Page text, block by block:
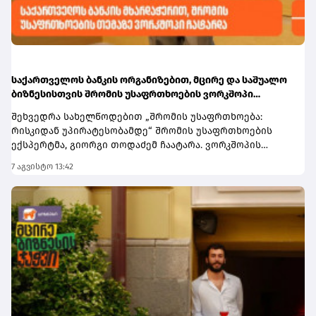
შესაძლებელი.დამატებითი ინფორმაციის მისაღებად
ეწვიეთ ბმულს.
საქართველოს ბანკის ორგანიზებით, მცირე და საშუალო
ბიზნესისთვის შრომის უსაფრთხოების ვორკშოპი
შეხვედრა სახელწოდებით „შრომის უსაფრთხოება:
რისკიდან უპირატესობამდე“ შრომის უსაფრთხოების
ექსპერტმა, გიორგი თოდაძემ ჩაატარა. ვორკშოპის
იმის შესახებ, თუ როგორ იქცევა უსაფრთხოების
სტანდარტების დანერგვა ბიზნესის მდგრადი
განვითარების, ფინანსური სტაბილურობისა და
რეპუტაციის გაძლიერების ინსტრუმენტად.ღონისძიებაზე
განხილული იყო ისეთი მნიშვნელოვანი საკითხები,
როგორიცაა უსაფრთხოების ეკონომიკა და ინვესტიციის
უკუგება (ROI); როგორ გადაიქცეს უსაფრთხოება ბიზნესის
სტრატეგიულ უპირატესობად; თანამშრომელთა
რესურსების მართვა; ლიდერის როლი უსაფრთხოების
კულტურის ჩამოყალიბებაში და ნდობაზე დაფუძნებული
7 აგვისტო 13:42